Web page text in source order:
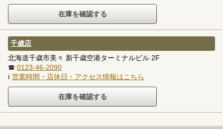
千歳店
北海道千歳市美々 新千歳空港ターミナルビル 2F
☎ 0123-46-2090
ℹ 営業時間・店休日・アクセス情報はこちら